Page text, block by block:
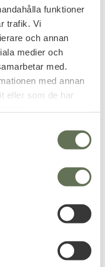
funktioner
trafik. Vi
och annan
medier och
med.
med annan
eller som de har
till i favoriter
Bältes fäste
clip för hölster & mag